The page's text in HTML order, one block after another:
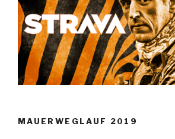
MAUERWEGLAUF 2019